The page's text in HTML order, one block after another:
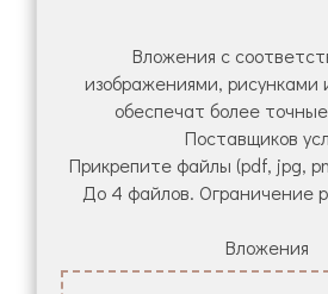
Вложения с
изображениями, рисунками
обеспечат более
Поставщиков
Прикрепите файлы (pdf, jpg,
До 4 файлов. Ограничение
Вложения